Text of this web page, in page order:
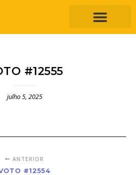
#12555
julho 5, 2025
ANTERIOR
#12554